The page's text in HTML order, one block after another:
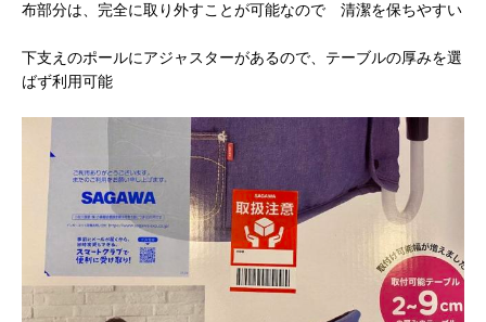
布部分は、完全に取り外すことが可能なので 清潔を保ちやすい
下支えのポールにアジャスターがあるので、テーブルの厚みを選
ばず利用可能